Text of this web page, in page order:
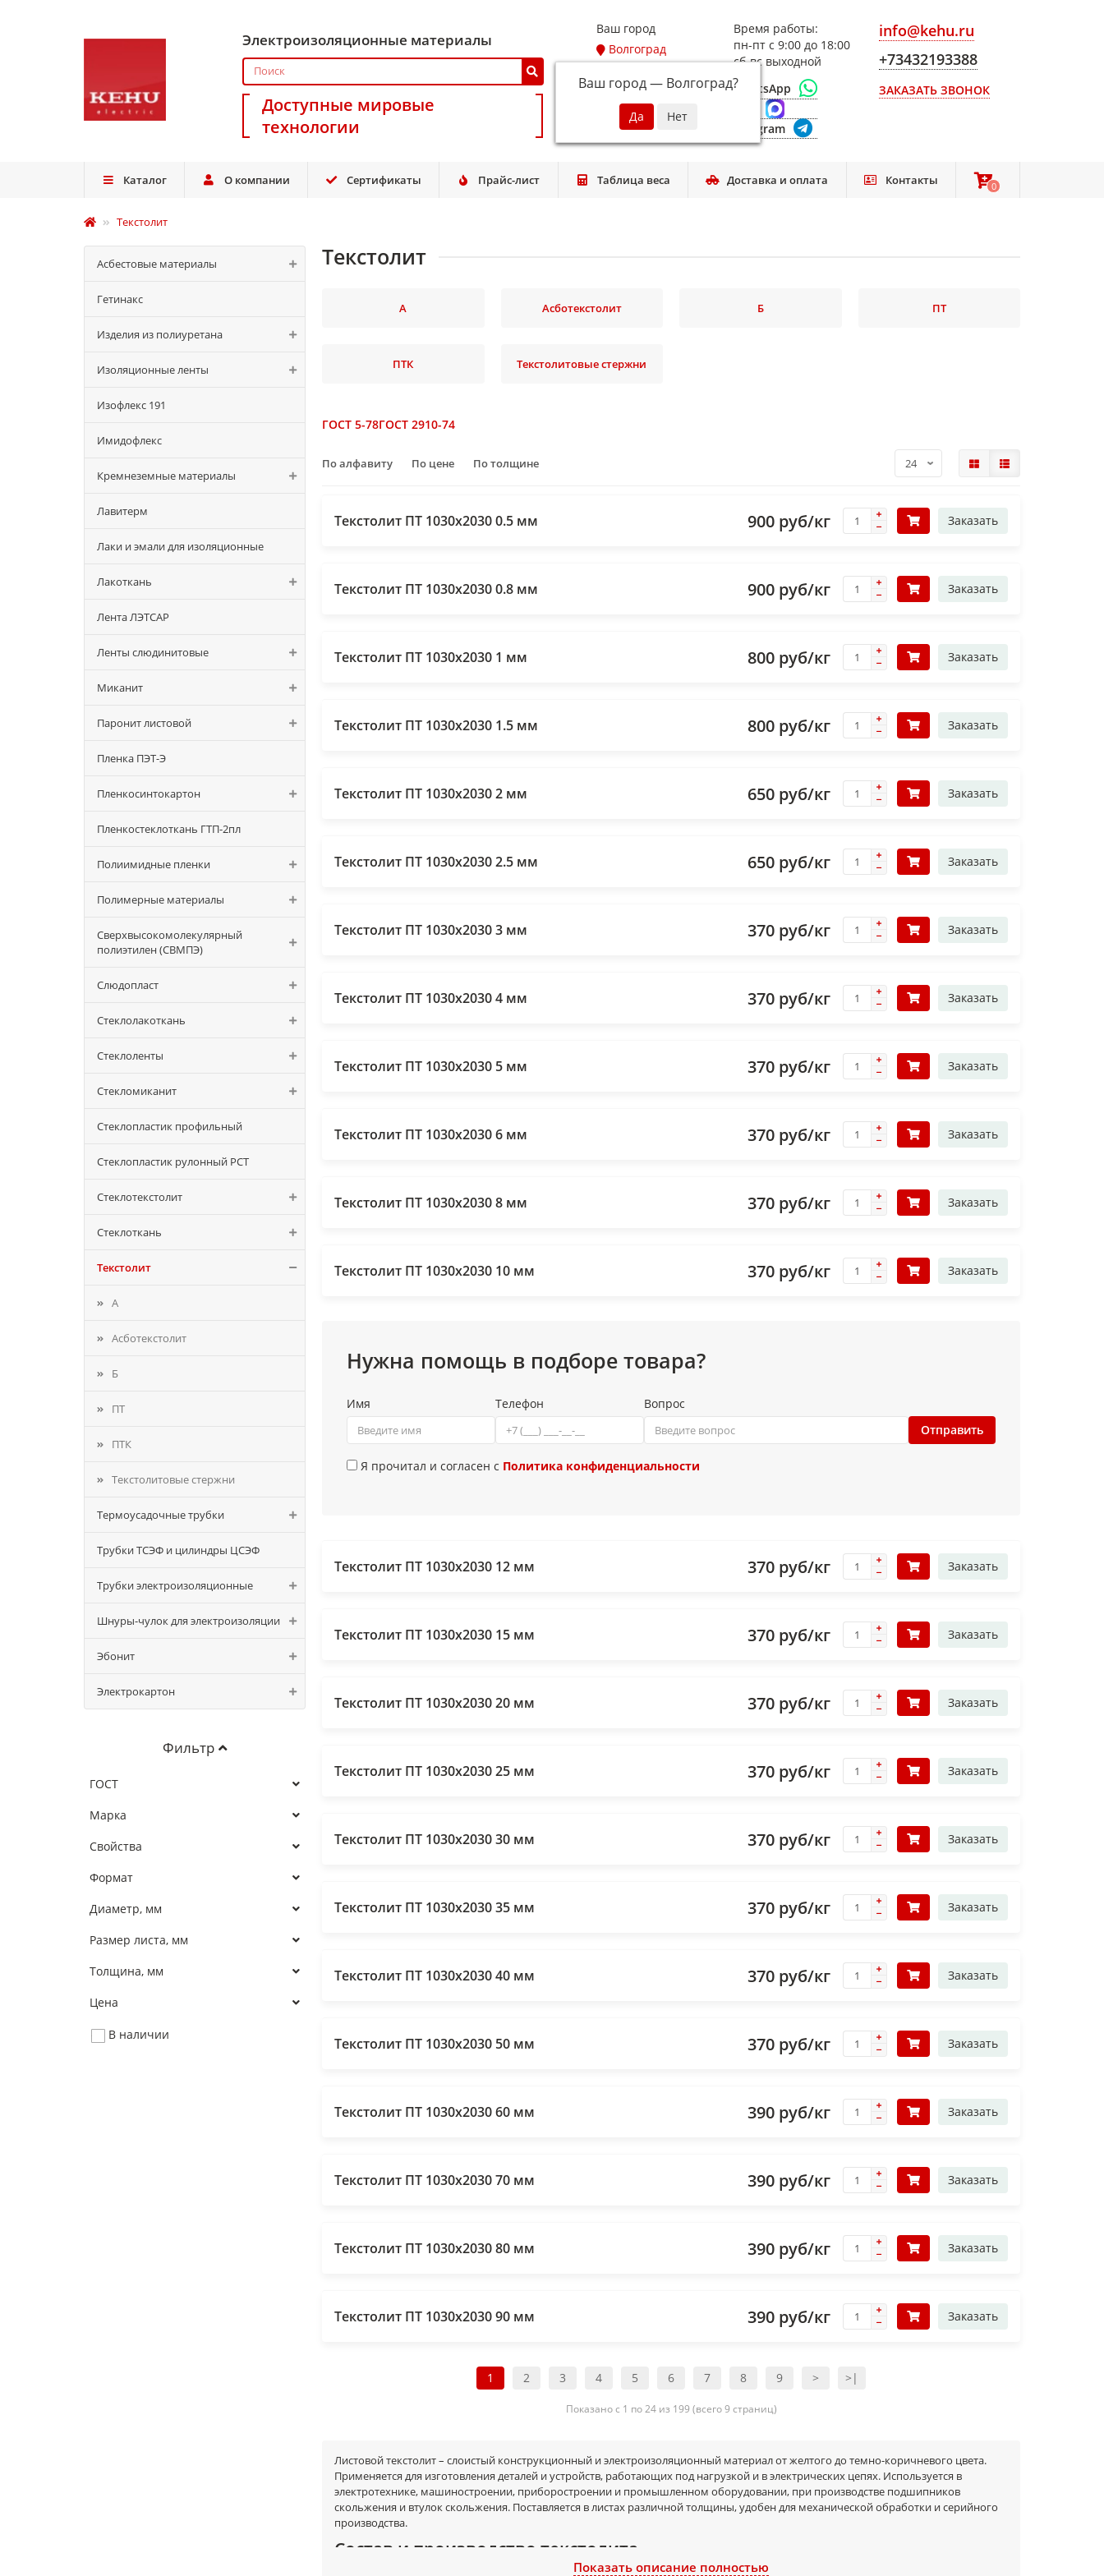
Электроизоляционные материалы
Доступные мировые
технологии
Ваш город
Волгоград
Ваш город — Волгоград?
Время работы:
пн-пт с 9:00 до 18:00
сб-вс выходной
WhatsApp
Telegram
info@kehu.ru
+73432193388
ЗАКАЗАТЬ ЗВОНОК
Каталог О компании Сертификаты Прайс-лист Таблица веса Доставка и оплата Контакты 0
0
Текстолит
Асбестовые материалы
Гетинакс
Изделия из полиуретана
Изоляционные ленты
Изофлекс 191
Имидофлекс
Кремнеземные материалы
Лавитерм
Лаки и эмали для изоляционные
Лакоткань
Лента ЛЭТСАР
Ленты слюдинитовые
Миканит
Паронит листовой
Пленка ПЭТ-Э
Пленкосинтокартон
Пленкостеклоткань ГТП-2пл
Полиимидные пленки
Полимерные материалы
Сверхвысокомолекулярный
полиэтилен (СВМПЭ)
Слюдопласт
Стеклолакоткань
Стеклоленты
Стекломиканит
Стеклопластик профильный
Стеклопластик рулонный РСТ
Стеклотекстолит
Стеклоткань
Текстолит
А
Асботекстолит
Б
ПТ
ПТК
Текстолитовые стержни
Термоусадочные трубки
Трубки ТСЭФ и цилиндры ЦСЭФ
Трубки электроизоляционные
Шнуры-чулок для электроизоляции
Эбонит
Электрокартон
Фильтр
ГОСТ
Марка
Свойства
Формат
Диаметр, мм
Размер листа, мм
Толщина, мм
Цена
В наличии
Текстолит
А Асботекстолит Б ПТ
ПТК Текстолитовые стержни
ГОСТ 5-78ГОСТ 2910-74
По алфавиту По цене По толщине
Текстолит ПТ 1030х2030 0.5 мм 900 руб/кг Заказать
Текстолит ПТ 1030х2030 0.8 мм 900 руб/кг Заказать
Текстолит ПТ 1030х2030 1 мм 800 руб/кг Заказать
Текстолит ПТ 1030х2030 1.5 мм 800 руб/кг Заказать
Текстолит ПТ 1030х2030 2 мм 650 руб/кг Заказать
Текстолит ПТ 1030х2030 2.5 мм 650 руб/кг Заказать
Текстолит ПТ 1030х2030 3 мм 370 руб/кг Заказать
Текстолит ПТ 1030х2030 4 мм 370 руб/кг Заказать
Текстолит ПТ 1030х2030 5 мм 370 руб/кг Заказать
Текстолит ПТ 1030х2030 6 мм 370 руб/кг Заказать
Текстолит ПТ 1030х2030 8 мм 370 руб/кг Заказать
Текстолит ПТ 1030х2030 10 мм 370 руб/кг Заказать
Нужна помощь в подборе товара?
Имя Телефон
Вопрос
Отправить
Я прочитал и согласен с Политика конфиденциальности
Текстолит ПТ 1030х2030 12 мм 370 руб/кг Заказать
Текстолит ПТ 1030х2030 15 мм 370 руб/кг Заказать
Текстолит ПТ 1030х2030 20 мм 370 руб/кг Заказать
Текстолит ПТ 1030х2030 25 мм 370 руб/кг Заказать
Текстолит ПТ 1030х2030 30 мм 370 руб/кг Заказать
Текстолит ПТ 1030х2030 35 мм 370 руб/кг Заказать
Текстолит ПТ 1030х2030 40 мм 370 руб/кг Заказать
Текстолит ПТ 1030х2030 50 мм 370 руб/кг Заказать
Текстолит ПТ 1030х2030 60 мм 390 руб/кг Заказать
Текстолит ПТ 1030х2030 70 мм 390 руб/кг Заказать
Текстолит ПТ 1030х2030 80 мм 390 руб/кг Заказать
Текстолит ПТ 1030х2030 90 мм 390 руб/кг Заказать
1 2 3 4 5 6 7 8 9 > >|
Показано с 1 по 24 из 199 (всего 9 страниц)
Листовой текстолит – слоистый конструкционный и электроизоляционный материал от желтого до темно-коричневого цвета.
Применяется для изготовления деталей и устройств, работающих под нагрузкой и в электрических цепях. Используется в
электротехнике, машиностроении, приборостроении и промышленном оборудовании, при производстве подшипников
скольжения и втулок скольжения. Поставляется в листах различной толщины, удобен для механической обработки и серийного
производства.
Состав и производство текстолита
Показать описание полностью